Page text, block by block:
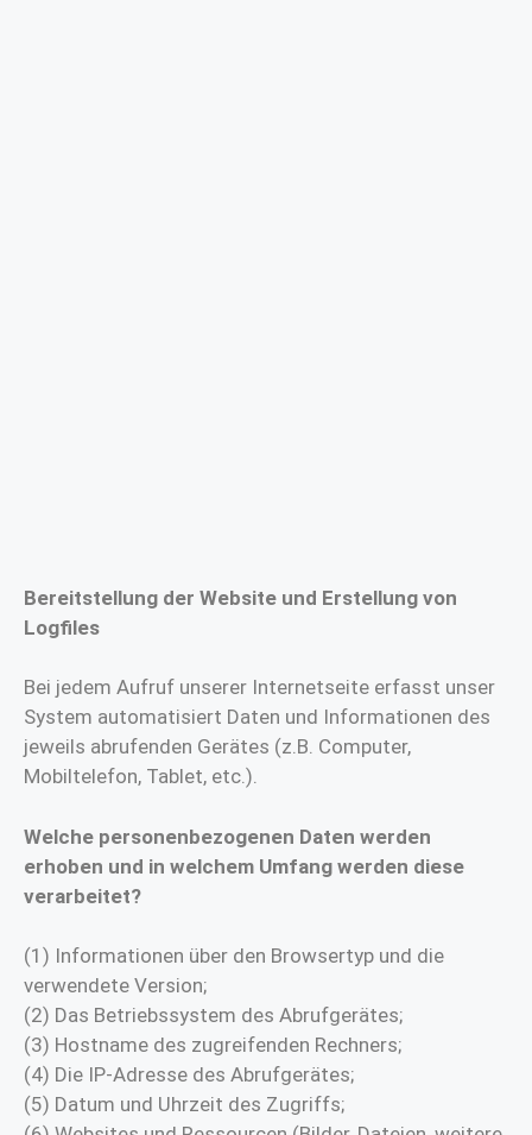
Bereitstellung der Website und Erstellung von
Logfiles
Bei jedem Aufruf unserer Internetseite erfasst unser
System automatisiert Daten und Informationen des
jeweils abrufenden Gerätes (z.B. Computer,
Mobiltelefon, Tablet, etc.).
Welche personenbezogenen Daten werden
erhoben und in welchem Umfang werden diese
verarbeitet?
(1) Informationen über den Browsertyp und die
verwendete Version;
(2) Das Betriebssystem des Abrufgerätes;
(3) Hostname des zugreifenden Rechners;
(4) Die IP-Adresse des Abrufgerätes;
(5) Datum und Uhrzeit des Zugriffs;